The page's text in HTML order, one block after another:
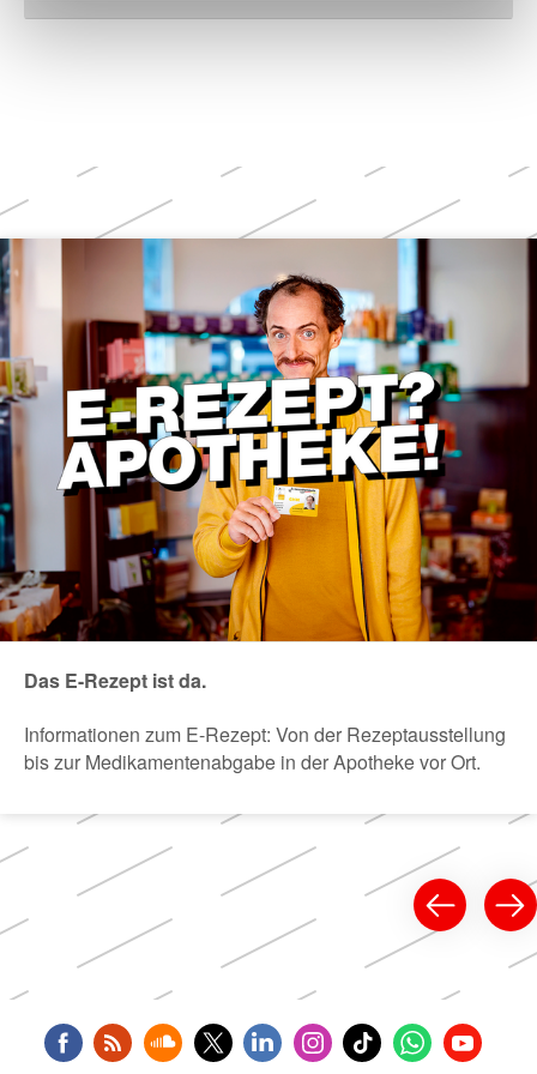
Weitere
Themen
Das E-Rezept ist da.
Informationen zum E-Rezept: Von der Rezeptausstellung
bis zur Medikamentenabgabe in der Apotheke vor Ort.